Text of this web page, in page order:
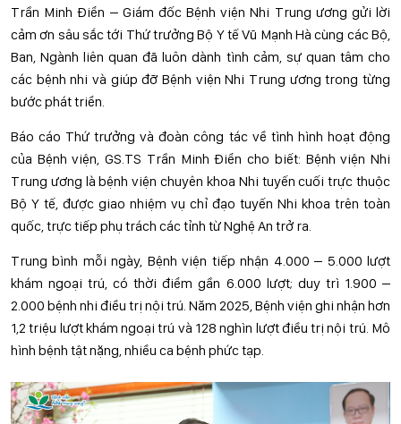
Trần Minh Điển – Giám đốc Bệnh viện Nhi Trung ương gửi lời
cảm ơn sâu sắc tới Thứ trưởng Bộ Y tế Vũ Mạnh Hà cùng các Bộ,
Ban, Ngành liên quan đã luôn dành tình cảm, sự quan tâm cho
các bệnh nhi và giúp đỡ Bệnh viện Nhi Trung ương trong từng
bước phát triển.
Báo cáo Thứ trưởng và đoàn công tác về tình hình hoạt động
của Bệnh viện, GS.TS Trần Minh Điển cho biết: Bệnh viện Nhi
Trung ương là bệnh viện chuyên khoa Nhi tuyến cuối trực thuộc
Bộ Y tế, được giao nhiệm vụ chỉ đạo tuyến Nhi khoa trên toàn
quốc, trực tiếp phụ trách các tỉnh từ Nghệ An trở ra.
Trung bình mỗi ngày, Bệnh viện tiếp nhận 4.000 – 5.000 lượt
khám ngoại trú, có thời điểm gần 6.000 lượt; duy trì 1.900 –
2.000 bệnh nhi điều trị nội trú. Năm 2025, Bệnh viện ghi nhận hơn
1,2 triệu lượt khám ngoại trú và 128 nghìn lượt điều trị nội trú. Mô
hình bệnh tật nặng, nhiều ca bệnh phức tạp.